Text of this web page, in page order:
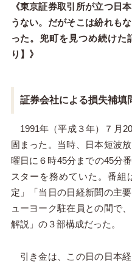
《東京証券取引所が立つ日
うない。だがそこは紛れも
った。兜町を見つめ続けた
り】》
証券会社による損失補填
1991年（平成３年）７月
固まった。当時、日本短波
曜日に６時45分までの45分
スターを務めていた。番組
定」「当日の日経新聞の主
ューヨーク駐在員との間で
解説」の３部構成だった。
引き金は、この日の日本